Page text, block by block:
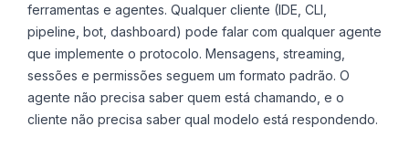
ferramentas e agentes. Qualquer cliente (IDE, CLI,
pipeline, bot, dashboard) pode falar com qualquer agente
que implemente o protocolo. Mensagens, streaming,
sessões e permissões seguem um formato padrão. O
agente não precisa saber quem está chamando, e o
cliente não precisa saber qual modelo está respondendo.